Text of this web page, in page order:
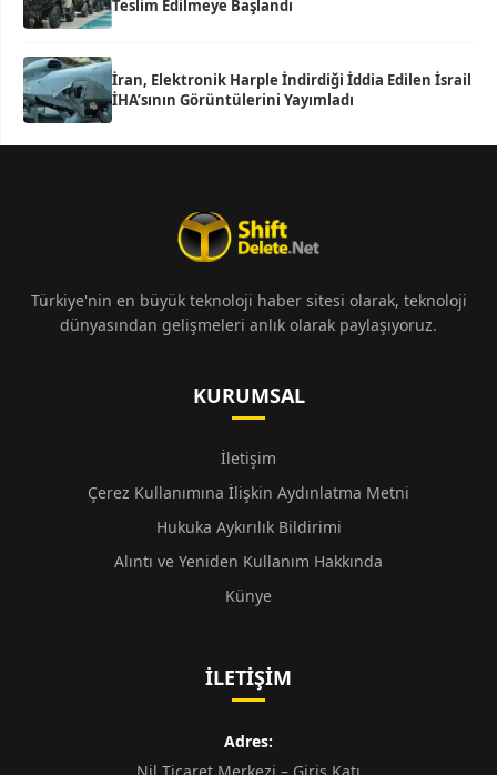
Teslim Edilmeye Başlandı
İran, Elektronik Harple İndirdiği İddia Edilen İsrail
İHA’sının Görüntülerini Yayımladı
Türkiye'nin en büyük teknoloji haber sitesi olarak, teknoloji
dünyasından gelişmeleri anlık olarak paylaşıyoruz.
KURUMSAL
İletişim
Çerez Kullanımına İlişkin Aydınlatma Metni
Hukuka Aykırılık Bildirimi
Alıntı ve Yeniden Kullanım Hakkında
Künye
İLETIŞIM
Adres: